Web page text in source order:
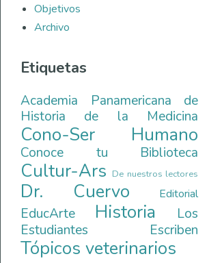
Objetivos
Archivo
Etiquetas
Academia Panamericana de
Historia de la Medicina
Cono-Ser Humano
Conoce tu Biblioteca
Cultur-Ars De nuestros lectores
Dr. Cuervo Editorial
EducArte Historia
Los
Estudiantes Escriben
Tópicos veterinarios